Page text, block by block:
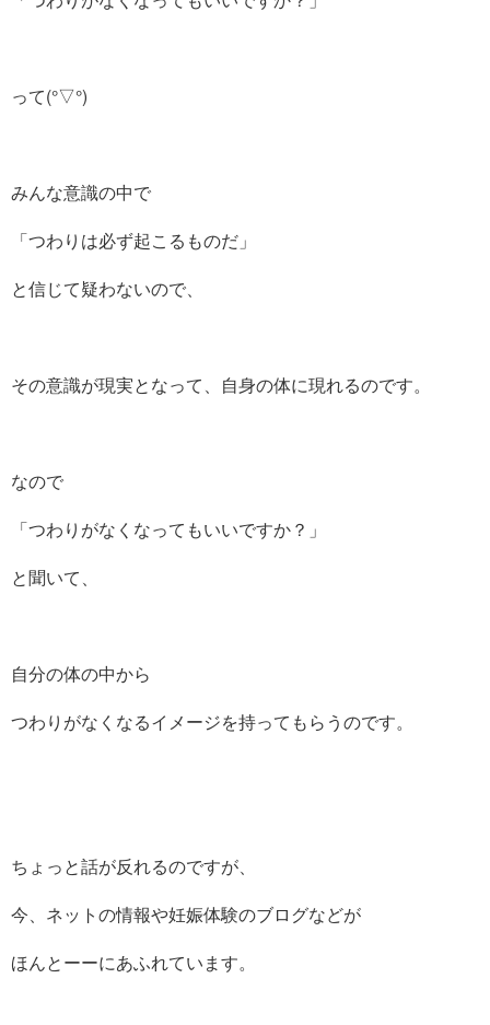
って(°▽°)
みんな意識の中で
「つわりは必ず起こるものだ」
と信じて疑わないので、
その意識が現実となって、自身の体に現れるのです。
なので
「つわりがなくなってもいいですか？」
と聞いて、
自分の体の中から
つわりがなくなるイメージを持ってもらうのです。
ちょっと話が反れるのですが、
今、ネットの情報や妊娠体験のブログなどが
ほんとーーにあふれています。